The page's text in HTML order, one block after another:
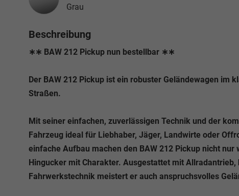
Grau
Beschreibung
∗∗ BAW 212 Pickup nun bestellbar ∗∗
Der BAW 212 Pickup ist ein robuster Geländewagen im
Straßen.
Mit seiner einfachen, zuverlässigen Technik und der
Fahrzeug ideal für Liebhaber, Jäger, Landwirte oder
einfache Aufbau machen den BAW 212 Pickup nicht
Hingucker mit Charakter. Ausgestattet mit
Fahrwerkstechnik meistert er auch anspruchsvolles